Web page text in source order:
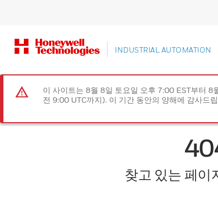
INDUSTRIAL AUTOMATION
이 사이트는 8월 8일 토요일 오후 7:00 EST부터
전 9:00 UTC까지). 이 기간 동안의 양해에 감사드
찾고 있는 페이